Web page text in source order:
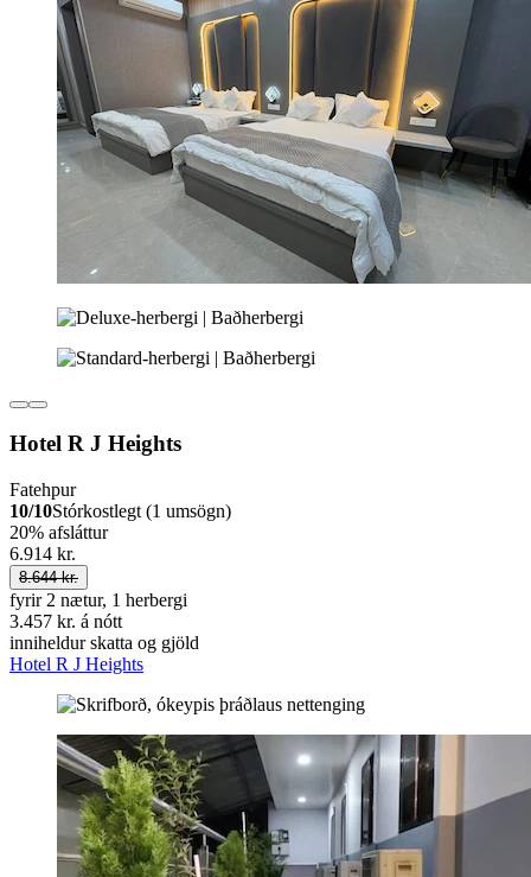
Hotel R J Heights
Fatehpur
10/10Stórkostlegt (1 umsögn)
20% afsláttur
6.914 kr.
8.644 kr.
fyrir 2 nætur, 1 herbergi
3.457 kr. á nótt
inniheldur skatta og gjöld
Hotel R J Heights